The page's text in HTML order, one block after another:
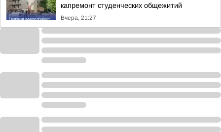
капремонт студенческих общежитий
Вчера, 21:27